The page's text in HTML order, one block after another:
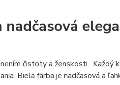
čistoty a ženskosti. Každý
Biela farba je nadčasová a